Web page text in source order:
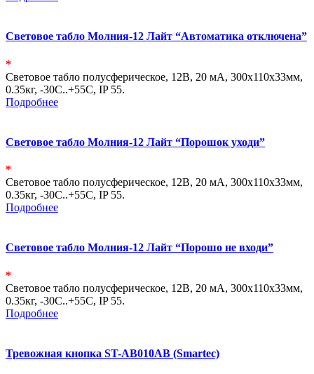
Световое табло Молния-12 Лайт “Автоматика отключена”
*
Световое табло полусферическое, 12В, 20 мА, 300х110х33мм,
0.35кг, -30С..+55С, IP 55.
Подробнее
Световое табло Молния-12 Лайт “Порошок уходи”
*
Световое табло полусферическое, 12В, 20 мА, 300х110х33мм,
0.35кг, -30С..+55С, IP 55.
Подробнее
Световое табло Молния-12 Лайт “Порошо не входи”
*
Световое табло полусферическое, 12В, 20 мА, 300х110х33мм,
0.35кг, -30С..+55С, IP 55.
Подробнее
Тревожная кнопка ST-AB010AB (Smartec)